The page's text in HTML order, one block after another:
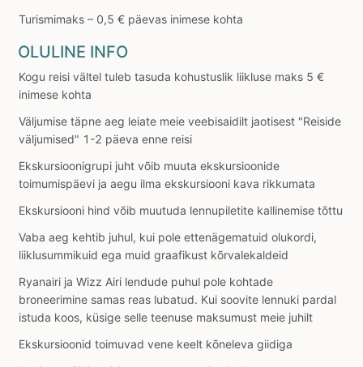
Turismimaks – 0,5 € päevas inimese kohta
OLULINE INFO
Kogu reisi vältel tuleb tasuda kohustuslik liikluse maks 5 €
inimese kohta
Väljumise täpne aeg leiate meie veebisaidilt jaotisest "Reiside
väljumised" 1-2 päeva enne reisi
Ekskursioonigrupi juht võib muuta ekskursioonide
toimumispäevi ja aegu ilma ekskursiooni kava rikkumata
Ekskursiooni hind võib muutuda lennupiletite kallinemise tõttu
Vaba aeg kehtib juhul, kui pole ettenägematuid olukordi,
liiklusummikuid ega muid graafikust kõrvalekaldeid
Ryanairi ja Wizz Airi lendude puhul pole kohtade
broneerimine samas reas lubatud. Kui soovite lennuki pardal
istuda koos, küsige selle teenuse maksumust meie juhilt
Ekskursioonid toimuvad vene keelt kõneleva giidiga